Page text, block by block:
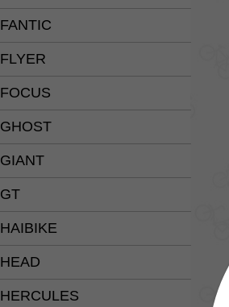
FANTIC
FLYER
FOCUS
GHOST
GIANT
GT
HAIBIKE
HEAD
HERCULES